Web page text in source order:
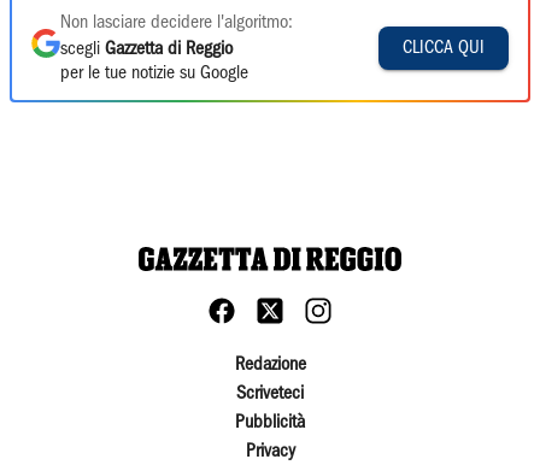
Non lasciare decidere l'algoritmo:
scegli Gazzetta di Reggio
per le tue notizie su Google
CLICCA QUI
Redazione
Scriveteci
Pubblicità
Privacy